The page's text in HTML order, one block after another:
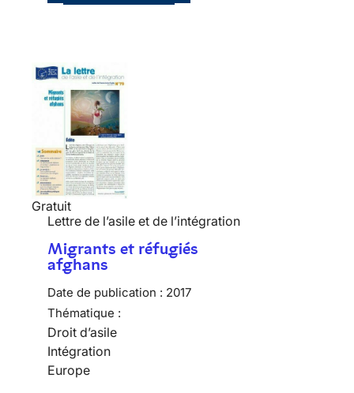
Gratuit
Lettre de l’asile et de l’intégration
Migrants et réfugiés
afghans
Date de publication : 2017
Thématique :
Droit d’asile
Intégration
Europe